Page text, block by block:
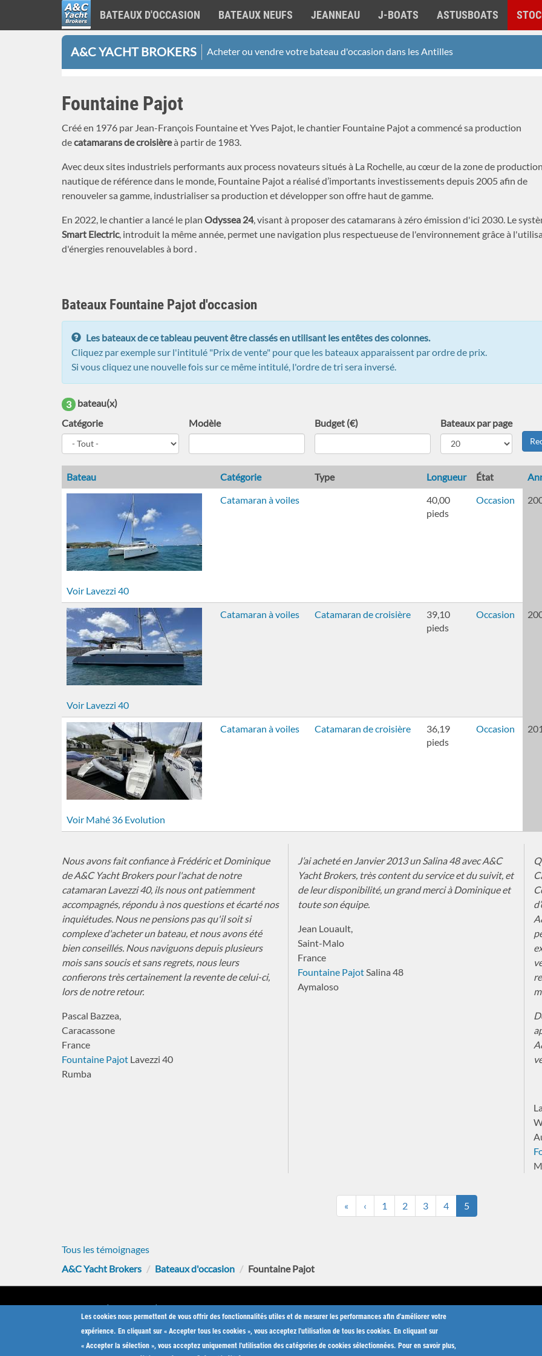
Les cookies nous permettent de vous offrir des fonctionnalités utiles et de mesurer les performances afin d'améliorer votre
expérience. En cliquant sur « Accepter tous les cookies », vous acceptez l'utilisation de tous les cookies. En cliquant sur
« Accepter la sélection », vous acceptez uniquement l'utilisation des catégories de cookies sélectionnées. Pour en savoir plus,
A&C
Yacht
Brokers
BATEAUX D'OCCASION BATEAUX NEUFS JEANNEAU J-BOATS ASTUSBOATS
A&C YACHT BROKERS Acheter ou vendre votre bateau d'occasion dans les Antilles
Fountaine Pajot
Créé en 1976 par Jean-François Fountaine et Yves Pajot, le chantier Fountaine Pajot a commencé sa production
decatamarans de croisièreà partir de 1983.
Avec deux sites industriels performants aux process novateurs situés à La Rochelle, au cœur de la zone de production
nautique de référence dans le monde, Fountaine Pajot a réalisé d’importants investissements depuis 2005 afin de
renouveler sa gamme, industrialiser sa production et développer son offre haut de gamme.
En 2022, le chantier a lancé le plan Odyssea 24, visant à proposer des catamarans à zéro émission d'ici 2030. Le
Smart Electric, introduit la même année, permet une navigation plus respectueuse de l'environnement grâce à
d'énergies renouvelables à bord .
Bateaux Fountaine Pajot d'occasion
Les bateaux de ce tableau peuvent être classés en utilisant les entêtes des colonnes.
Cliquez par exemple sur l'intitulé "Prix de vente" pour que les bateaux apparaissent par ordre de prix.
Si vous cliquez une nouvelle fois sur ce même intitulé, l'ordre de tri sera inversé.
3 bateau(x)
Catégorie
Modèle Budget (€) Bateaux par page
Bateau Catégorie Type Longueur État
Voir Lavezzi 40
Catamaran à voiles
40,00
pieds
Occasion
Voir Lavezzi 40
Catamaran à voiles Catamaran de croisière
39,10
pieds
Occasion
Voir Mahé 36 Evolution
Catamaran à voiles Catamaran de croisière
36,19
pieds
Occasion
Nous avons fait confiance à Frédéric et Dominique
de A&C Yacht Brokers pour l'achat de notre
catamaran Lavezzi 40, ils nous ont patiemment
accompagnés, répondu à nos questions et écarté nos
inquiétudes. Nous ne pensions pas qu'il soit si
complexe d'acheter un bateau, et nous avons été
bien conseillés. Nous naviguons depuis plusieurs
mois sans soucis et sans regrets, nous leurs
confierons très certainement la revente de celui-ci,
lors de notre retour.
Pascal Bazzea,
Caracassone
France
Fountaine Pajot Lavezzi 40
Rumba
J’ai acheté en Janvier 2013 un Salina 48 avec A&C
Yacht Brokers, très content du service et du suivit, et
de leur disponibilité, un grand merci à Dominique et
toute son équipe.
Jean Louault,
Saint-Malo
France
Fountaine PajotSalina 48
Aymaloso
« ‹ 1 2 3 4 5
Tous les témoignages
A&C Yacht Brokers
Bateaux d'occasion Fountaine Pajot
Jeanneau (12 bateaux)
Bénéteau (9 bateaux)
Lagoon (5 bateaux)
Dufour Yachts (5 bateaux)
Vendre votre bateau : pourquoi
choisir A&C Yacht Brokers
Acheter un bateau d'occasion
Conseils pour l’achat d’un bateau
A&C Yacht Brokers
Actualités
Salons nautiques
Notre métier